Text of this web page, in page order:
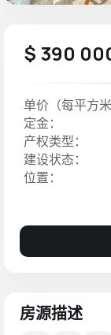
$ 390
单价（每平方米
定金：
产权类型：
建设状态：
位置：
房源描述